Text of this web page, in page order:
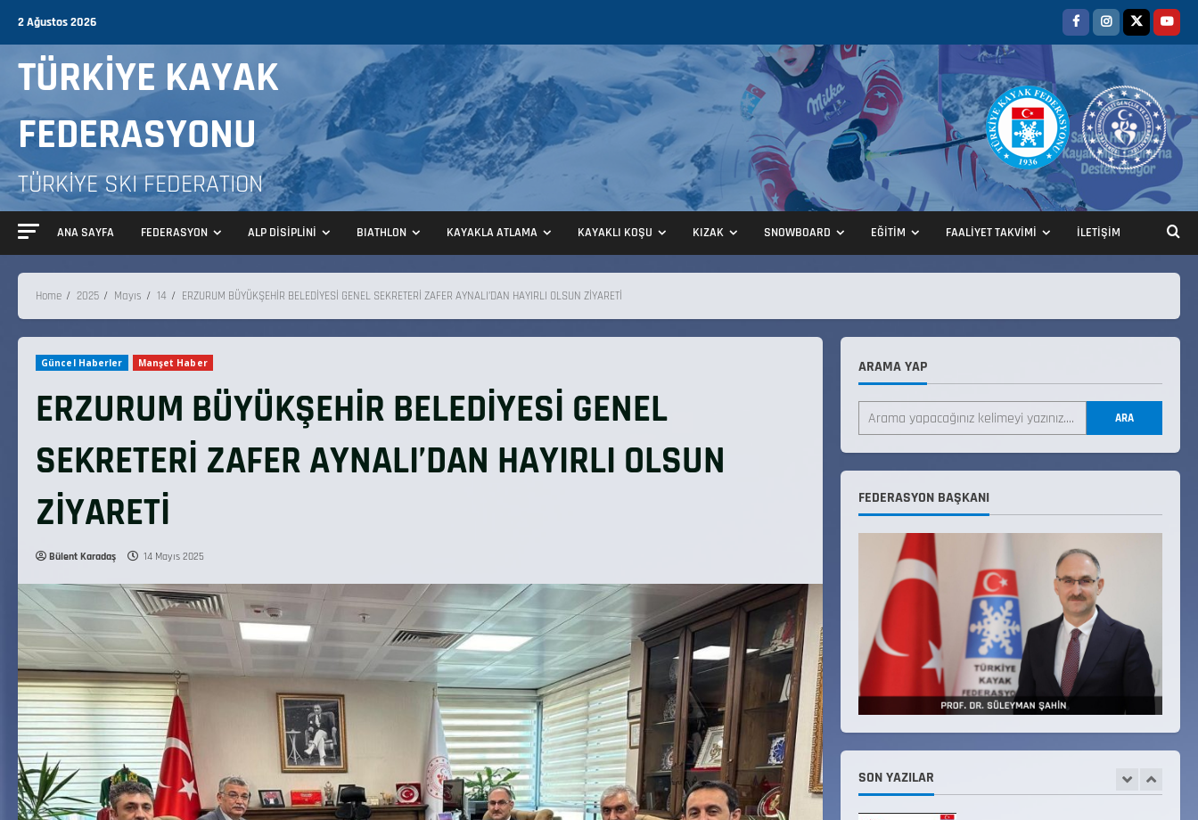
2 Ağustos 2026
TÜRKİYE KAYAK
FEDERASYONU
TÜRKİYE SKI FEDERATION
ANA SAYFA FEDERASYON ALP DİSİPLİNİ BIATHLON KAYAKLA ATLAMA KAYAKLI KOŞU KIZAK SNOWBOARD EĞİTİM FAALİYET TAKVİMİ İLETİŞİM
Home 2025 Mayıs 14 ERZURUM BÜYÜKŞEHİR BELEDİYESİ GENEL SEKRETERİ ZAFER AYNALI’DAN HAYIRLI OLSUN ZİYARETİ
Güncel Haberler Manşet Haber
ERZURUM BÜYÜKŞEHİR BELEDİYESİ GENEL
SEKRETERİ ZAFER AYNALI’DAN HAYIRLI OLSUN
ZİYARETİ
Bülent Karadaş 14 Mayıs 2025
ARAMA YAP
ARA
FEDERASYON BAŞKANI
SON YAZILAR
ANALİG TEKERLEKLİ KAYAK
TÜRKİYE ŞAMPİYONASI
22 Temmuz 2026
3
ANALİG TEKERLEKLİ KAYAK
TÜRKİYE ŞAMPİYONASI GÖREVLİ
4
Üyelerimiz Belirlendi
18 Temmuz 2026
3.KADEME ANTRENÖRLÜK KURSU
DUYURUSU
1
Millî Savunma Bakanlığı Kara,
Deniz ve Hava Kuvvetleri
Komutanlıklarına 2026 Yılı
(2026-2 Dönem) Sporcu Branşı
Sözleşmeli Er Temini Başvuruları
Başlamıştır.
31 Temmuz 2026